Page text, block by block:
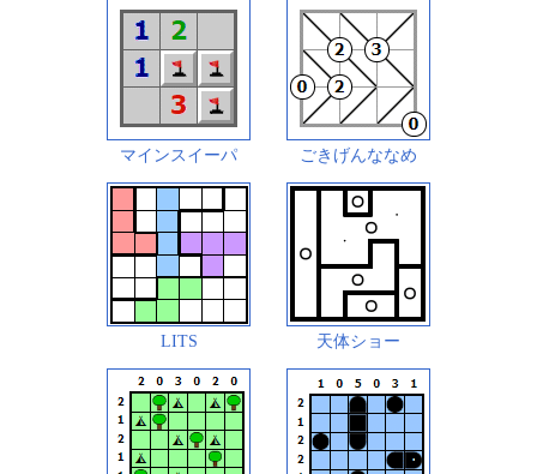
マインスイーパ ごきげんななめ
LITS 天体ショー